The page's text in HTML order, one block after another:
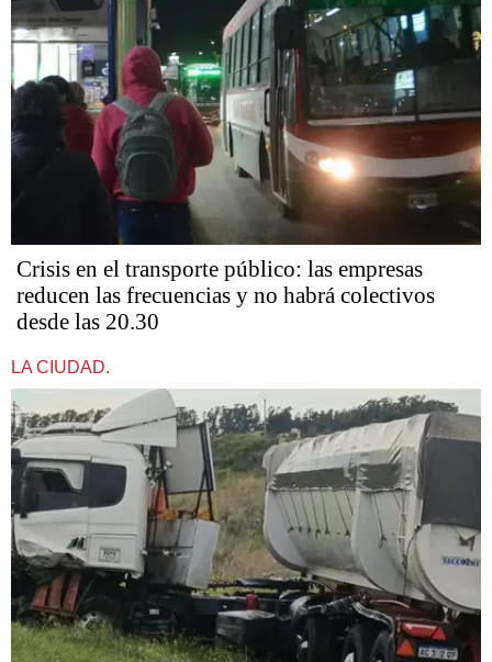
Crisis en el transporte público: las empresas
reducen las frecuencias y no habrá colectivos
desde las 20.30
LA CIUDAD.